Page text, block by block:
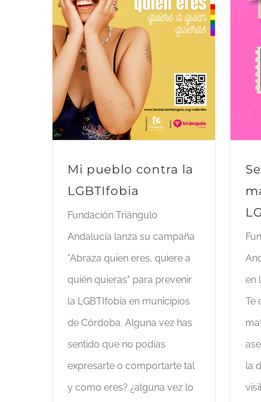
Mi pueblo contra la
LGBTIfobia
Mi pueblo contra la
LGBTIfobia
Fundación Triángulo
Andalucía lanza su campaña
"Abraza quien eres, quiere a
quién quieras" para prevenir
la LGBTIfobia en municipios
de Córdoba. Alguna vez has
sentido que no podías
expresarte o comportarte tal
y como eres? ¿alguna vez lo
en
Te
la